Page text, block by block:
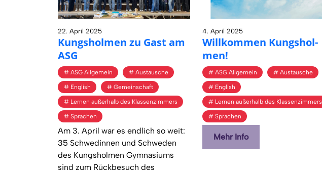
22. April 2025
Kungs­hol­men zu Gast am
ASG
ASG Allgemein Austausche
English Gemeinschaft
Lernen außerhalb des Klassenzimmers
Sprachen
Am 3. April war es endlich so weit:
35 Schwedinnen und Schweden
des Kungsholmen Gymnasiums
sind zum Rückbesuch des
4. April 2025
Will­kom­men Kungs­hol­
men!
ASG Allgemein Austausche
English
Lernen außerhalb des Klassenzimmers
Sprachen
Mehr Info